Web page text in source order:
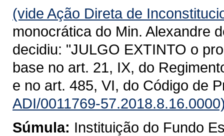
(vide Ação Direta de
monocrática do Min. Alexandre
decidiu: "JULGO EXTINTO o
base no art. 21, IX, do
e no art. 485, VI, do Código de
ADI/0011769-
Súmula: Instituição do Fundo